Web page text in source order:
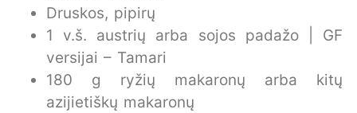
Druskos, pipirų
1 v.š. austrių arba sojos padažo | GF
versijai – Tamari
180 g ryžių makaronų arba kitų
azijietiškų makaronų